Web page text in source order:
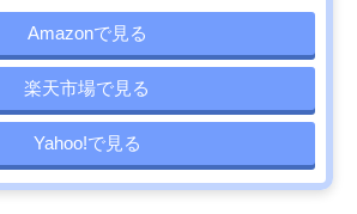
Amazonで見る
楽天市場で見る
Yahoo!で見る